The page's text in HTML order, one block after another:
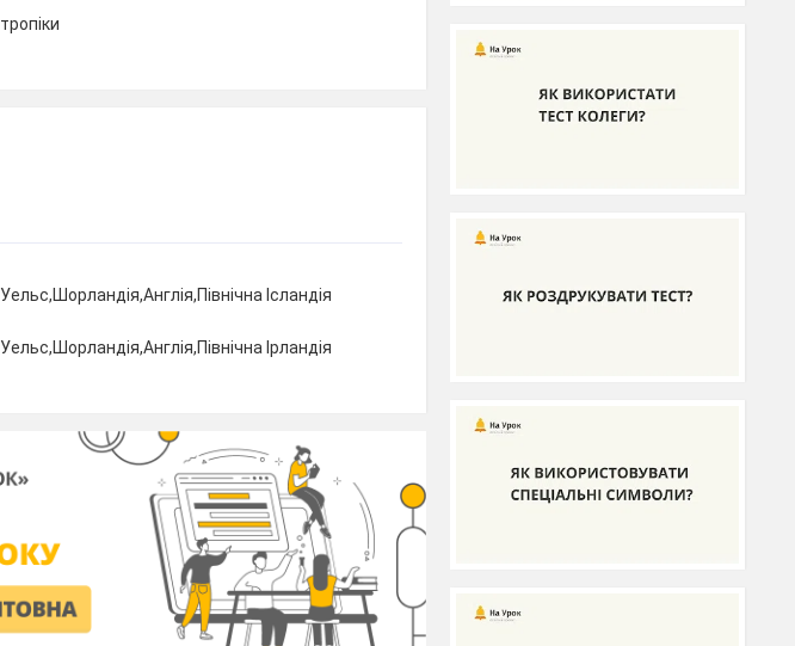
тропіки
Уельс,Шорландія,Англія,Північна Ісландія
Уельс,Шорландія,Англія,Північна Ірландія